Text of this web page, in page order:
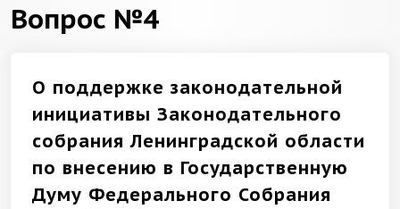
Вопрос №4
О поддержке законодательной
инициативы Законодательного
собрания Ленинградской области
по внесению в Государственную
Думу Федерального Собрания